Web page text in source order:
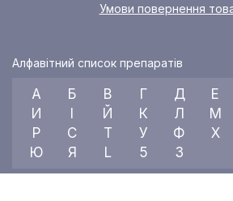
Умови повернення
Алфавітний список препаратів
А Б В Г Д Е
И
Й К Л М
Р
С Т У Ф Х
Ю
Я L 5 3